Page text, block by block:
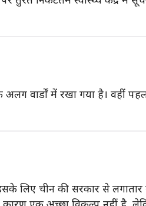
अलग वार्डों में रखा गया है। वहीं
लिए चीन की सरकार से लगातार